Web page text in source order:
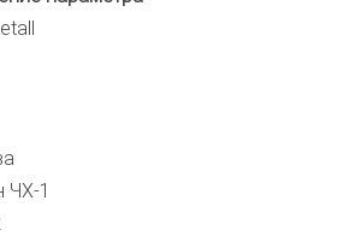
ЧХ-1